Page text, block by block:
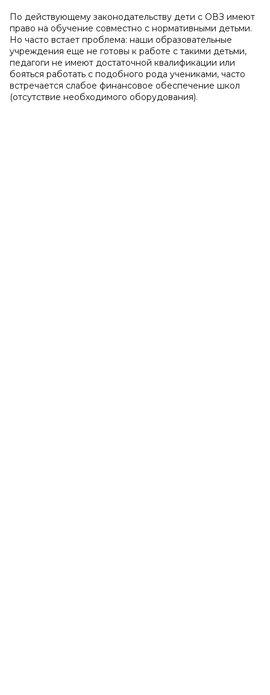
По действующему законодательству дети с ОВЗ имеют
право на обучение совместно с нормативными детьми.
Но часто встает проблема: наши образовательные
учреждения еще не готовы к работе с такими детьми,
педагоги не имеют достаточной квалификации или
бояться работать с подобного рода учениками, часто
встречается слабое финансовое обеспечение школ
(отсутствие необходимого оборудования).